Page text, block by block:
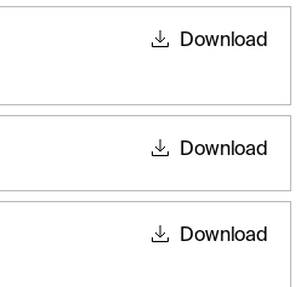
Download
Download
Download